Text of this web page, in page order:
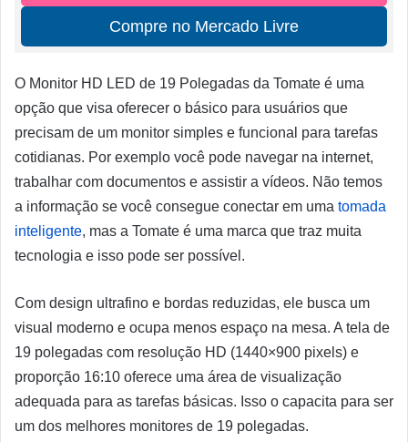
Compre no Mercado Livre
O Monitor HD LED de 19 Polegadas da Tomate é uma
opção que visa oferecer o básico para usuários que
precisam de um monitor simples e funcional para tarefas
cotidianas. Por exemplo você pode navegar na internet,
trabalhar com documentos e assistir a vídeos. Não temos
a informação se você consegue conectar em uma tomada
inteligente, mas a Tomate é uma marca que traz muita
tecnologia e isso pode ser possível.
Com design ultrafino e bordas reduzidas, ele busca um
visual moderno e ocupa menos espaço na mesa. A tela de
19 polegadas com resolução HD (1440×900 pixels) e
proporção 16:10 oferece uma área de visualização
adequada para as tarefas básicas. Isso o capacita para ser
um dos melhores monitores de 19 polegadas.